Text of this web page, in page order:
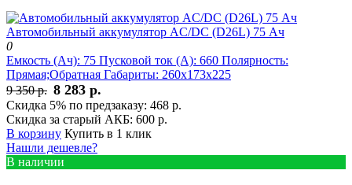
Автомобильный аккумулятор AC/DC (D26L) 75 Ач
0
Емкость (Ач): 75 Пусковой ток (А): 660 Полярность:
Прямая;Обратная Габариты: 260x173x225
9 350 р. 8 283 р.
Скидка 5% по предзаказу: 468 р.
Скидка за старый АКБ: 600 р.
В корзину Купить в 1 клик
Нашли дешевле?
В наличии